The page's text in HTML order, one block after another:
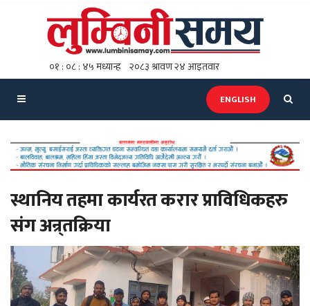
ENGLISH
स्थानिय तहमा कार्यरत करार प्राविधिकहरु
संग अन्र्तक्रिया